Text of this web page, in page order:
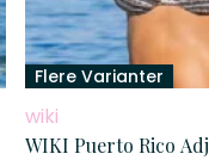
Flere Varianter
wiki
WIKI Puerto Rico